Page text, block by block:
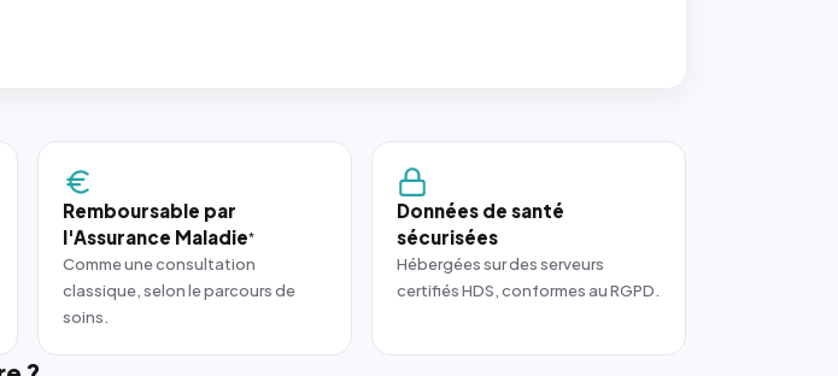
Remboursable par
l'Assurance Maladie*
Comme une consultation
classique, selon le parcours de
soins.
Données de santé
sécurisées
Hébergées sur des serveurs
certifiés HDS, conformes au RGPD.